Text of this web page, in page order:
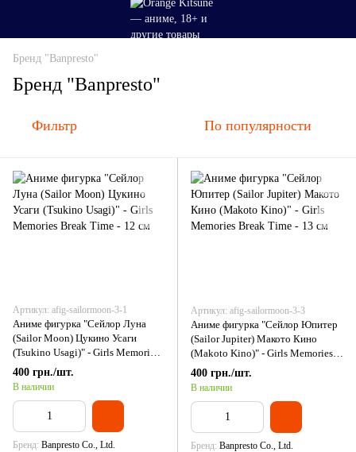
Бренд "Banpresto"
Бренд "Banpresto"
Фильтр По популярности
Артикул: afig-sailormoon-3-1
Аниме фигурка "Сейлор Луна
(Sailor Moon) Цукино Усаги
(Tsukino Usagi)" - Girls Memories
Break Time - 12 см
400 грн./шт.
В наличии
Бренд Banpresto Co., Ltd.
Артикул: afig-sailormoon-3-3
Аниме фигурка "Сейлор Юпитер
(Sailor Jupiter) Макото Кино
(Makoto Kino)" - Girls Memories
Break Time - 13 см
400 грн./шт.
В наличии
Бренд Banpresto Co., Ltd.